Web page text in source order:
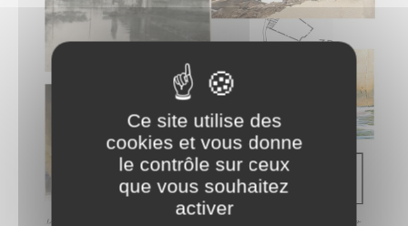
Ce site utilise des
cookies et vous donne
le contrôle sur ceux
que vous souhaitez
activer